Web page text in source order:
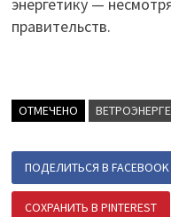
энергетику —
правительств.
ОТМЕЧЕНО
ПОДЕЛИТЬСЯ В FACEBOOK
СОХРАНИТЬ В PINTEREST